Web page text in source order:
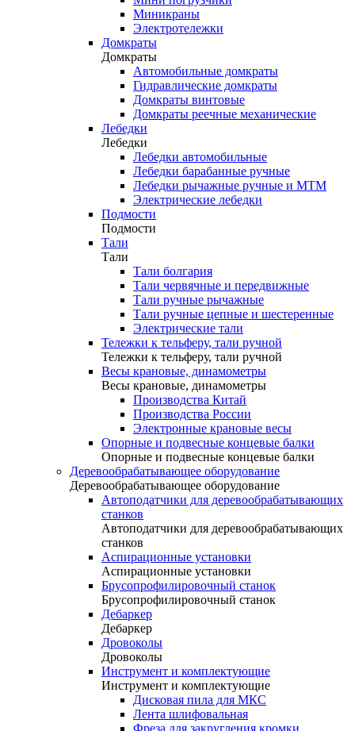
Миникраны
Электротележки
Домкраты
Домкраты
Автомобильные домкраты
Гидравлические домкраты
Домкраты винтовые
Домкраты реечные механические
Лебедки
Лебедки
Лебедки автомобильные
Лебедки барабанные ручные
Лебедки рычажные ручные и МТМ
Электрические лебедки
Подмости
Подмости
Тали
Тали
Тали болгария
Тали червячные и передвижные
Тали ручные рычажные
Тали ручные цепные и шестеренные
Электрические тали
Тележки к тельферу, тали ручной
Тележки к тельферу, тали ручной
Весы крановые, динамометры
Весы крановые, динамометры
Производства Китай
Производства России
Электронные крановые весы
Опорные и подвесные концевые балки
Опорные и подвесные концевые балки
Деревообрабатывающее оборудование
Деревообрабатывающее оборудование
Автоподатчики для деревообрабатывающих
станков
Автоподатчики для деревообрабатывающих
станков
Аспирационные установки
Аспирационные установки
Брусопрофилировочный станок
Брусопрофилировочный станок
Дебаркер
Дебаркер
Дровоколы
Дровоколы
Инструмент и комплектующие
Инструмент и комплектующие
Дисковая пила для МКС
Лента шлифовальная
Фреза для закругления кромки